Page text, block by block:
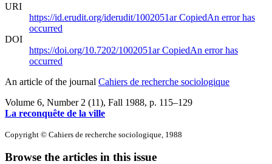
URI
https://id.erudit.org/iderudit/1002051arCopiedAn error has
occurred
DOI
https://doi.org/10.7202/1002051arCopiedAn error has
occurred
An article of the journal Cahiers de recherche sociologique
Volume 6, Number 2 (11), Fall 1988, p. 115–129
La reconquête de la ville
Copyright © Cahiers de recherche sociologique, 1988
Browse the articles in this issue